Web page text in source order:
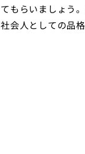
てもらいましょう
社会人としての品